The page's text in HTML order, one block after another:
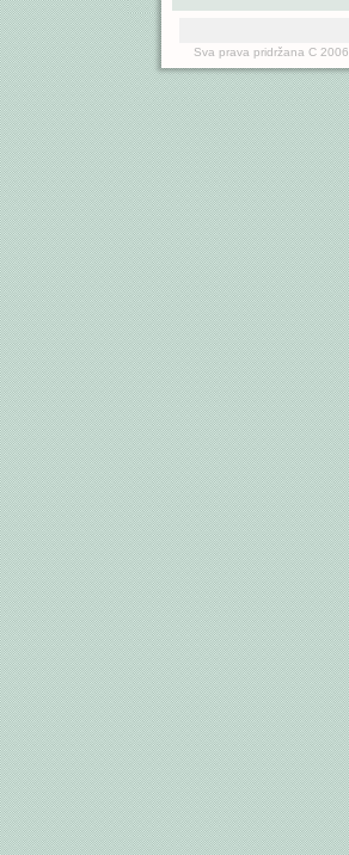
Sva prava pridržana C 2006